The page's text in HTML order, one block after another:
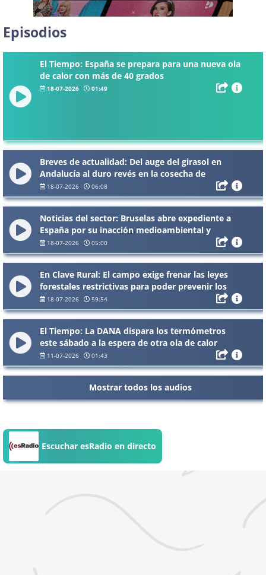
Episodios
El Tiempo: España se prepara para una nueva ola
de calor con más de 40 grados
18-07-2026 01:49
Breves de actualidad: Del auge del girasol en
Andalucía al duro revés en la cosecha de
cereales
18-07-2026 06:08
Noticias del sector: Bruselas abre expediente a
España por su inacción medioambiental y
amenaza con multas
18-07-2026 05:00
En Clave Rural: El campo exige frenar las leyes
forestales restrictivas para poder prevenir los
incendios
18-07-2026 59:54
El Tiempo: La DANA dispara los termómetros
este sábado a la espera de otra ola de calor
11-07-2026 01:43
Mostrar todos los audios
Escuchar esRadio en directo